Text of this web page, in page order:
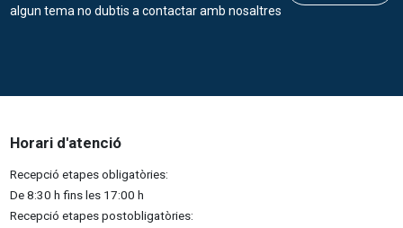
algun tema no dubtis a contactar amb nosaltres
Horari d'atenció
Recepció etapes obligatòries:
De 8:30 h fins les 17:00 h
Recepció etapes postobligatòries: